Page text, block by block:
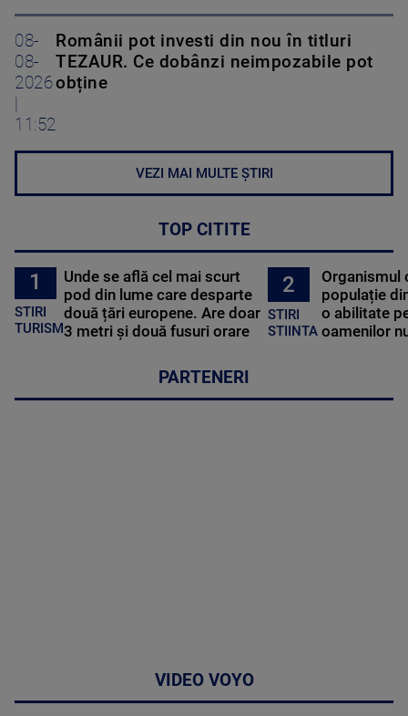
08-
08-
2026
11:52
Românii pot investi din nou în titluri
TEZAUR. Ce dobânzi neimpozabile pot
obține
VEZI MAI MULTE ȘTIRI
TOP CITITE
1
STIRI
TURISM
Unde se află cel mai scurt
pod din lume care desparte
două țări europene. Are doar
3 metri și două fusuri orare
2
STIRI
STIINTA
Organismul
populație
o abilitate
oamenilor
PARTENERI
VIDEO VOYO